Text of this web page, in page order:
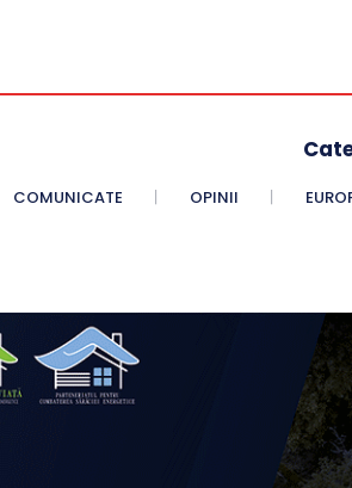
COMUNICATE OPINII